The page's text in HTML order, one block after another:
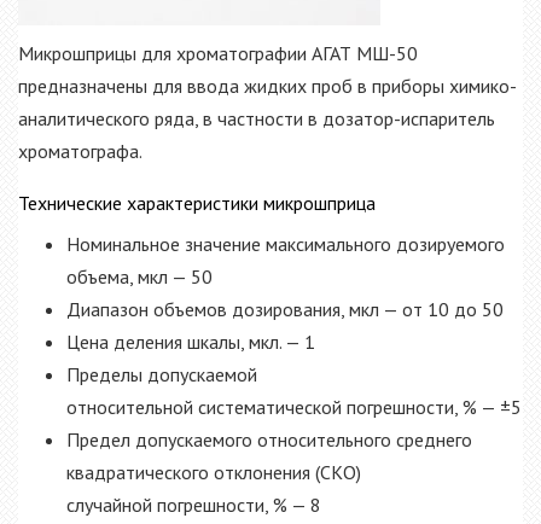
Микрошприцы для хроматографии АГАТ МШ-50
предназначены для ввода жидких проб в приборы химико-
аналитического ряда, в частности в дозатор-испаритель
хроматографа.
Технические характеристики микрошприца
Номинальное значение максимального дозируемого
объема, мкл — 50
Диапазон объемов дозирования, мкл — от 10 до 50
Цена деления шкалы, мкл. — 1
Пределы допускаемой
относительной систематической погрешности, % — ±5
Предел допускаемого относительного среднего
квадратического отклонения (СКО)
случайной погрешности, % — 8